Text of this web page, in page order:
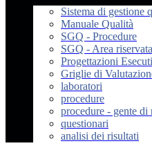
Sistema di gestione
Manuale Qualità
SGQ - Procedure
SGQ - Area
Progettazioni
Griglie di
laboratori
procedure
procedure - gente di
questionari
analisi dei risultati